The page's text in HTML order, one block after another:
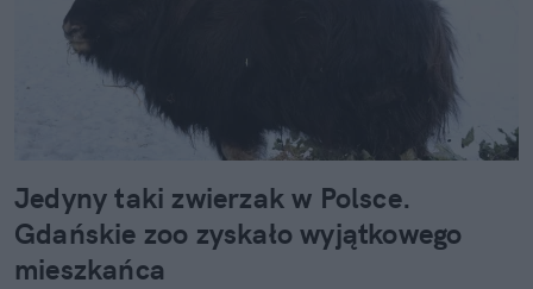
Jedyny taki zwierzak w Polsce.
Gdańskie zoo zyskało wyjątkowego
mieszkańca